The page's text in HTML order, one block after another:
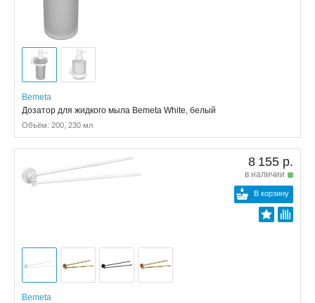
Bemeta
Дозатор для жидкого мыла Bemeta White, белый
Объём: 200, 230 мл
8 155 р.
в наличии
В корзину
Bemeta